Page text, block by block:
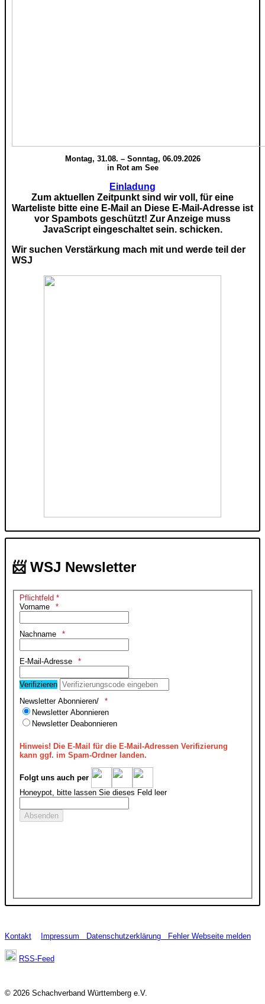
Montag, 31.08. – Sonntag, 06.09.2026
in Rot am See
Einladung
Zum aktuellen Zeitpunkt sind wir voll, für eine
Warteliste bitte eine E-Mail an Diese E-Mail-Adresse ist
vor Spambots geschützt! Zur Anzeige muss
JavaScript eingeschaltet sein. schicken.
Wir suchen Verstärkung mach mit und werde teil der
WSJ
📨 WSJ Newsletter
Pflichtfeld *
Vorname
Nachname
E-Mail-Adresse
Verifizieren
Newsletter Abonnieren/
Newsletter Abonnieren
Newsletter Deabonnieren
Hinweis! Die E-Mail für die E-Mail-Adressen Verifizierung
kann ggf. im Spam-Ordner landen.
Folgt uns auch per
Honeypot, bitte lassen Sie dieses Feld leer
Kontakt Impressum Datenschutzerklärung Fehler Webseite melden
RSS-Feed
© 2026 Schachverband Württemberg e.V.